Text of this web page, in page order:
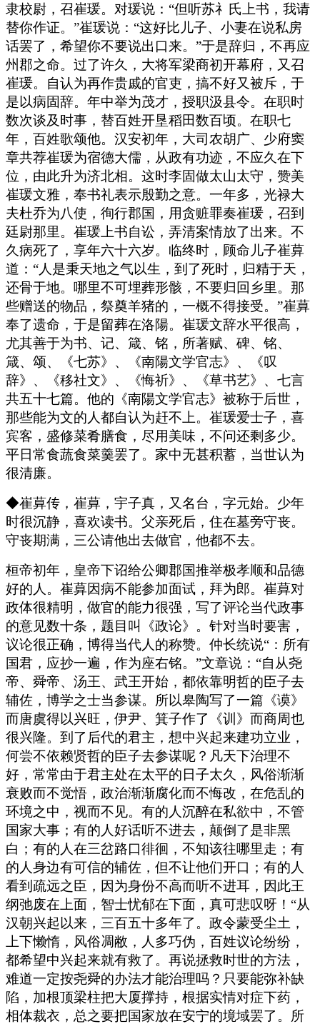
隶校尉，召崔瑗。对瑗说：“但听苏礻氏上书，我请
替你作证。”崔瑗说：“这好比儿子、小妻在说私房
话罢了，希望你不要说出口来。”于是辞归，不再应
州郡之命。过了许久，大将军梁商初开幕府，又召
崔瑗。自认为再作贵戚的官吏，搞不好又被斥，于
是以病固辞。年中举为茂才，授职汲县令。在职时
数次谈及时事，替百姓开垦稻田数百顷。在职七
年，百姓歌颂他。汉安初年，大司农胡广、少府窦
章共荐崔瑗为宿德大儒，从政有功迹，不应久在下
位，由此升为济北相。这时李固做太山太守，赞美
崔瑗文雅，奉书礼表示殷勤之意。一年多，光禄大
夫杜乔为八使，徇行郡国，用贪赃罪奏崔瑗，召到
廷尉那里。崔瑗上书自讼，弄清案情放了出来。不
久病死了，享年六十六岁。临终时，顾命儿子崔萛
道：“人是秉天地之气以生，到了死时，归精于天，
还骨于地。哪里不可埋葬形骸，不要归回乡里。那
些赠送的物品，祭奠羊猪的，一概不得接受。”崔萛
奉了遗命，于是留葬在洛陽。崔瑗文辞水平很高，
尤其善于为书、记、箴、铭，所著赋、碑、铭、
箴、颂、《七苏》、《南陽文学官志》、《叹
辞》、《移社文》、《悔祈》、《草书艺》、七言
共五十七篇。他的《南陽文学官志》被称于后世，
那些能为文的人都自认为赶不上。崔瑗爱士子，喜
宾客，盛修菜肴膳食，尽用美味，不问还剩多少。
平日常食蔬食菜羹罢了。家中无甚积蓄，当世认为
很清廉。
◆崔萛传，崔萛，宇子真，又名台，字元始。少年
时很沉静，喜欢读书。父亲死后，住在墓旁守丧。
守丧期满，三公请他出去做官，他都不去。
桓帝初年，皇帝下诏给公卿郡国推举极孝顺和品德
好的人。崔萛因病不能参加面试，拜为郎。崔萛对
政体很精明，做官的能力很强，写了评论当代政事
的意见数十条，题目叫《政论》。针对当时要害，
议论很正确，博得当代人的称赞。仲长统说“：所有
国君，应抄一遍，作为座右铭。”文章说：“自从尧
帝、舜帝、汤王、武王开始，都依靠明哲的臣子去
辅佐，博学之士当参谋。所以皋陶写了一篇《谟》
而唐虞得以兴旺，伊尹、箕子作了《训》而商周也
很兴隆。到了后代的君主，想中兴起来建功立业，
何尝不依赖贤哲的臣子去参谋呢？凡天下治理不
好，常常由于君主处在太平的日子太久，风俗渐渐
衰败而不觉悟，政治渐渐腐化而不悔改，在危乱的
环境之中，视而不见。有的人沉醉在私欲中，不管
国家大事；有的人好话听不进去，颠倒了是非黑
白；有的人在三岔路口徘徊，不知该往哪里走；有
的人身边有可信的辅佐，但不让他们开口；有的人
看到疏远之臣，因为身份不高而听不进耳，因此王
纲弛废在上面，智士忧郁在下面，真可悲叹呀！“从
汉朝兴起以来，三百五十多年了。政令蒙受尘土，
上下懒惰，风俗凋敝，人多巧伪，百姓议论纷纷，
都希望中兴起来就有救了。再说拯救时世的方法，
难道一定按尧舜的办法才能治理吗？只要能弥补缺
陷，加根顶梁柱把大厦撑持，根据实情对症下药，
相体裁衣，总之要把国家放在安宁的境域罢了。所